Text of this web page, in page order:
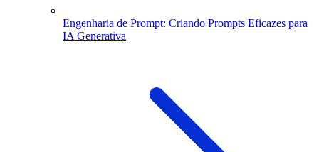
Engenharia de Prompt: Criando Prompts Eficazes para
IA Generativa